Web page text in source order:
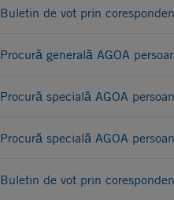
Buletin de vot prin
Procură generală AGOA
Procură specială AGOA
Procură specială AGOA
Buletin de vot prin